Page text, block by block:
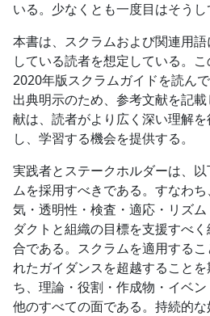
いる。少なくとも一度目はそうし
本書は、スクラムおよび関連用
している読者を想定している。こ
2020年版スクラムガイドを読ん
出典明示のため、参考文献を記
献は、読者がより広く深い理解
し、学習する機会を提供する。
実践者とステークホルダーは、
ムを採用すべきである。すなわ
気・透明性・検査・適応・リズ
ダクトと組織の目標を支援すべ
合である。スクラムを適用する
れたガイダンスを超越すること
ち、理論・役割・作成物・イベ
他のすべての面である。持続的